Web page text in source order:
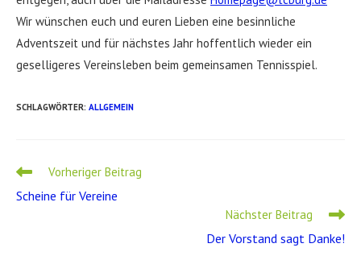
Wir wünschen euch und euren Lieben eine besinnliche
Adventszeit und für nächstes Jahr hoffentlich wieder ein
geselligeres Vereinsleben beim gemeinsamen Tennisspiel.
SCHLAGWÖRTER: ALLGEMEIN
Weitere
ansehen
Vorheriger Beitrag
Scheine für Vereine
Nächster Beitrag
Der Vorstand sagt Danke!